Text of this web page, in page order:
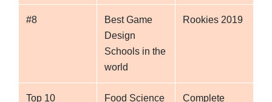
#8
Best Game
Design
Schools in the
world
Rookies 2019
Top 10 Food Science Complete